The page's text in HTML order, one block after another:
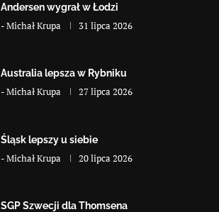
Andersen wygrał w Łodzi
-Michał Krupa 31 lipca 2026
Australia lepsza w Rybniku
-Michał Krupa 27 lipca 2026
Śląsk lepszy u siebie
-Michał Krupa 20 lipca 2026
SGP Szwecji dla Thomsena